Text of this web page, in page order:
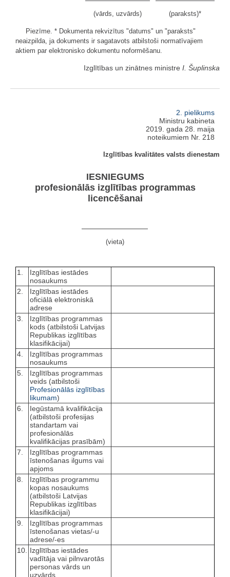
(vārds, uzvārds) (paraksts)*
Piezīme. * Dokumenta rekvizītus "datums" un "paraksts"
neaizpilda, ja dokuments ir sagatavots atbilstoši normatīvajiem
aktiem par elektronisko dokumentu noformēšanu.
Izglītības un zinātnes ministre I. Šuplinska
2. pielikums
Ministru kabineta
2019. gada 28. maija
noteikumiem Nr. 218
Izglītības kvalitātes valsts dienestam
IESNIEGUMS
profesionālās izglītības programmas
licencēšanai
(vieta)
1.
Izglītības iestādes
nosaukums
2.
Izglītības iestādes
oficiālā elektroniskā
adrese
3.
Izglītības programmas
kods (atbilstoši Latvijas
Republikas izglītības
klasifikācijai)
4.
Izglītības programmas
nosaukums
5.
Izglītības programmas
veids (atbilstoši
Profesionālās izglītības
likumam)
6.
Iegūstamā kvalifikācija
(atbilstoši profesijas
standartam vai
profesionālās
kvalifikācijas prasībām)
7.
Izglītības programmas
īstenošanas ilgums vai
apjoms
8.
Izglītības programmu
kopas nosaukums
(atbilstoši Latvijas
Republikas izglītības
klasifikācijai)
9.
Izglītības programmas
īstenošanas vietas/-u
adrese/-es
10.
Izglītības iestādes
vadītāja vai pilnvarotās
personas vārds un
uzvārds